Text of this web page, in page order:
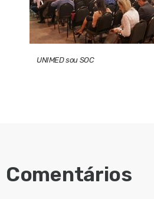
UNIMED sou SOC
Comentários